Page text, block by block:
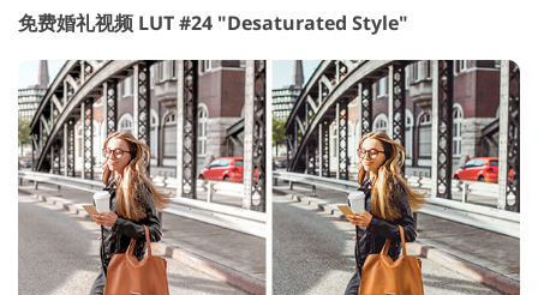
免费婚礼视频 LUT #24 "Desaturated Style"